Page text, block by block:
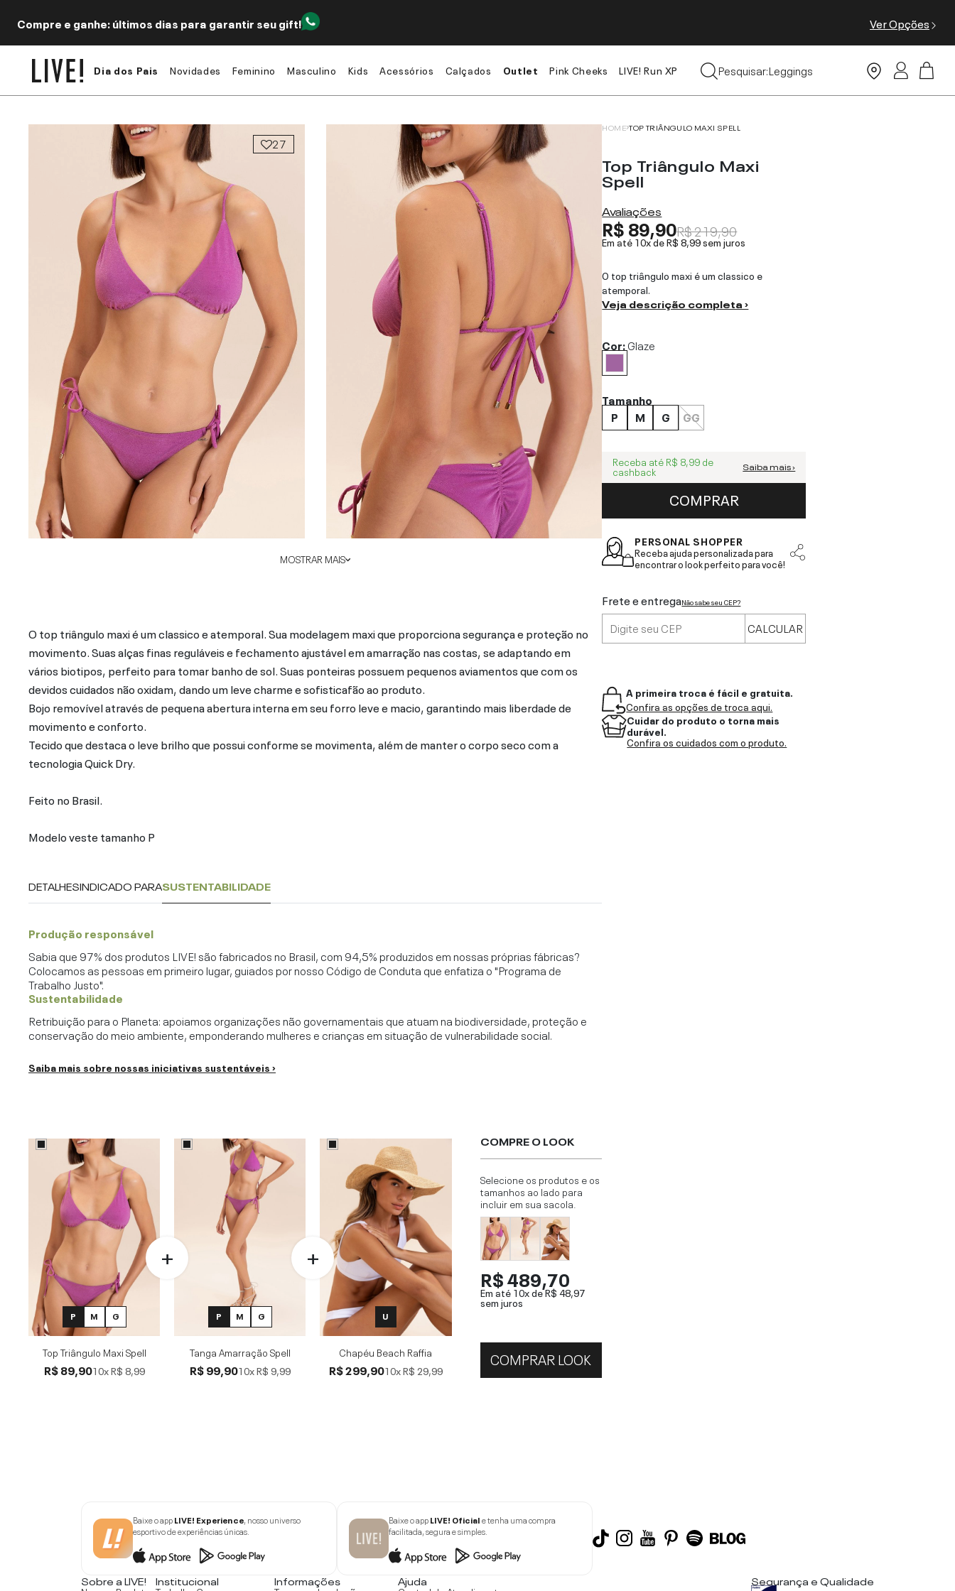
Compre e ganhe: últimos dias para garantir seu gift! Ver Opções
Dia dos Pais Novidades Feminino Masculino Kids Acessórios Calçados Outlet Pink Cheeks LIVE! Run XP
Pesquisar:
Tops
Leggings
27
MOSTRAR MAIS
O top triângulo maxi é um classico e atemporal. Sua modelagem maxi que proporciona segurança e proteção no
movimento. Suas alças finas reguláveis e fechamento ajustável em amarração nas costas, se adaptando em
vários biotipos, perfeito para tomar banho de sol. Suas ponteiras possuem pequenos aviamentos que com os
devidos cuidados não oxidam, dando um leve charme e sofisticafão ao produto.
Bojo removível através de pequena abertura interna em seu forro leve e macio, garantindo mais liberdade de
movimento e conforto.
Tecido que destaca o leve brilho que possui conforme se movimenta, além de manter o corpo seco com a
tecnologia Quick Dry.
Feito no Brasil.
Modelo veste tamanho P
DETALHESINDICADO PARASUSTENTABILIDADE
Produção responsável
Sabia que 97% dos produtos LIVE! são fabricados no Brasil, com 94,5% produzidos em nossas próprias fábricas?
Colocamos as pessoas em primeiro lugar, guiados por nosso Código de Conduta que enfatiza o "Programa de
Trabalho Justo".
Sustentabilidade
Retribuição para o Planeta: apoiamos organizações não governamentais que atuam na biodiversidade, proteção e
conservação do meio ambiente, emponderando mulheres e crianças em situação de vulnerabilidade social.
Saiba mais sobre nossas iniciativas sustentáveis ›
P M G
Top Triângulo Maxi Spell
R$ 89,9010xR$ 8,99
P M G
Tanga Amarração Spell
R$ 99,9010xR$ 9,99
U
Chapéu Beach Raffia
R$ 299,9010xR$ 29,99
COMPRE O LOOK
Selecione os produtos e os
tamanhos ao lado para
incluir em sua sacola.
R$ 489,70
Em até 10x deR$ 48,97
sem juros
COMPRAR LOOK
HOME TOP TRIÂNGULO MAXI SPELL
Top Triângulo Maxi
Spell
Avaliações
R$ 89,90R$ 219,90
Em até 10x deR$ 8,99sem juros
O top triângulo maxi é um classico e
atemporal.
Veja descrição completa ›
Cor:Glaze
Tamanho
P
M G GG
Receba até R$ 8,99 de
cashback Saiba mais ›
COMPRAR
PERSONAL SHOPPER
Receba ajuda personalizada para
encontrar o look perfeito para você!
Frete e entregaNão sabe seu CEP?
CALCULAR
A primeira troca é fácil e gratuita.
Confira as opções de troca aqui.
Cuidar do produto o torna mais
durável.
Confira os cuidados com o produto.
Baixe o appLIVE! Experience, nosso universo
esportivo de experiências únicas.
Baixe o appLIVE! Oficiale tenha uma compra
facilitada, segura e simples.
Sobre a LIVE! Institucional Informações Ajuda Segurança e Qualidade